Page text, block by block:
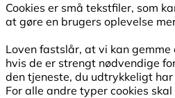
Cookies er små tekstfiler, som
at gøre en brugers oplevelse
Loven fastslår, at vi kan gemme
hvis de er strengt nødvendige
den tjeneste, du udtrykkeligt
For alle andre typer cookies